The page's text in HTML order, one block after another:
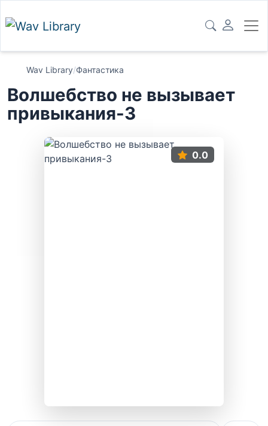
Wav Library/Фантастика
Волшебство не вызывает
привыкания-3
0.0